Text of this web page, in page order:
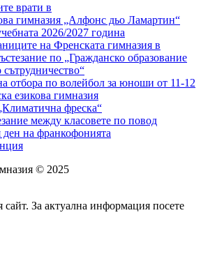
врати в
гимназия „Алфонс дьо Ламартин“
2026/2027 година
на Френската гимназия в
по „Гражданско образование
отбора по волейбол за юноши от 11-12
езикова гимназия
фреска“
между класовете по повод
на франкофонията
© 2025
сайт. За актуална информация посете